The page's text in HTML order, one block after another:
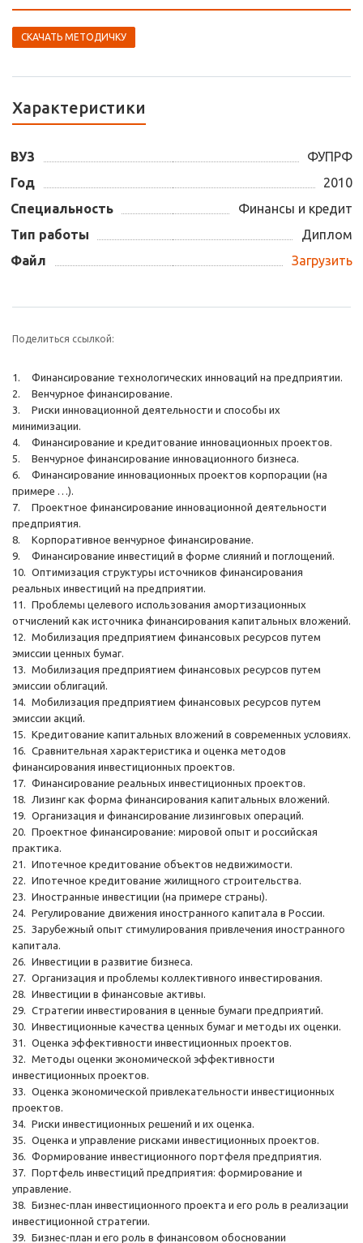
СКАЧАТЬ МЕТОДИЧКУ
Характеристики
ВУЗ
ФУПРФ
Год
2010
Специальность
Финансы и кредит
Тип работы
Диплом
Файл
Загрузить
Поделиться ссылкой:
1.
Финансирование технологических инноваций на предприятии.
2.
Венчурное финансирование.
3.
Риски инновационной деятельности и способы их
минимизации.
4.
Финансирование и кредитование инновационных проектов.
5.
Венчурное финансирование инновационного бизнеса.
6.
Финансирование инновационных проектов корпорации (на
примере …).
7.
Проектное финансирование инновационной деятельности
предприятия.
8.
Корпоративное венчурное финансирование.
9.
Финансирование инвестиций в форме слияний и поглощений.
10. Оптимизация структуры источников финансирования
реальных инвестиций на предприятии.
11. Проблемы целевого использования амортизационных
отчислений как источника финансирования капитальных вложений.
12. Мобилизация предприятием финансовых ресурсов путем
эмиссии ценных бумаг.
13. Мобилизация предприятием финансовых ресурсов путем
эмиссии облигаций.
14. Мобилизация предприятием финансовых ресурсов путем
эмиссии акций.
15. Кредитование капитальных вложений в современных условиях.
16. Сравнительная характеристика и оценка методов
финансирования инвестиционных проектов.
17. Финансирование реальных инвестиционных проектов.
18. Лизинг как форма финансирования капитальных вложений.
19. Организация и финансирование лизинговых операций.
20. Проектное финансирование: мировой опыт и российская
практика.
21. Ипотечное кредитование объектов недвижимости.
22. Ипотечное кредитование жилищного строительства.
23. Иностранные инвестиции (на примере страны).
24. Регулирование движения иностранного капитала в России.
25. Зарубежный опыт стимулирования привлечения иностранного
капитала.
26. Инвестиции в развитие бизнеса.
27. Организация и проблемы коллективного инвестирования.
28. Инвестиции в финансовые активы.
29. Стратегии инвестирования в ценные бумаги предприятий.
30. Инвестиционные качества ценных бумаг и методы их оценки.
31. Оценка эффективности инвестиционных проектов.
32. Методы оценки экономической эффективности
инвестиционных проектов.
33. Оценка экономической привлекательности инвестиционных
проектов.
34. Риски инвестиционных решений и их оценка.
35. Оценка и управление рисками инвестиционных проектов.
36. Формирование инвестиционного портфеля предприятия.
37. Портфель инвестиций предприятия: формирование и
управление.
38. Бизнес-план инвестиционного проекта и его роль в реализации
инвестиционной стратегии.
39. Бизнес-план и его роль в финансовом обосновании